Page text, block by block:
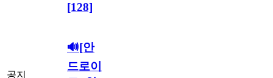
[128]
공지
🔊[안
드로이